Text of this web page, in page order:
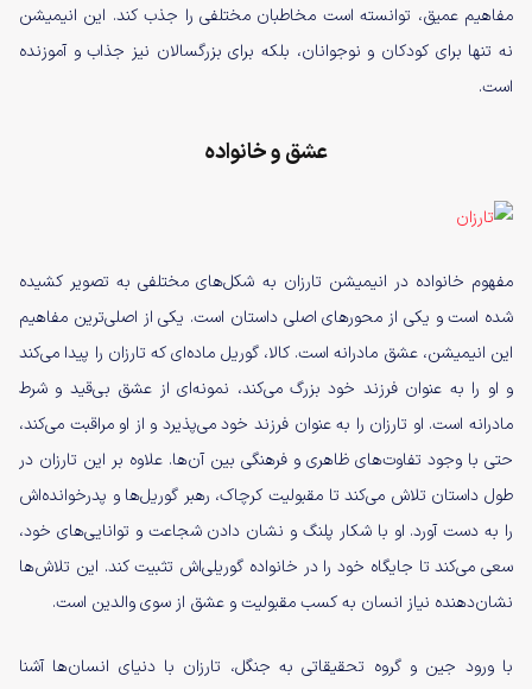
مفاهیم عمیق، توانسته است مخاطبان مختلفی را جذب کند. این انیمیشن
نه تنها برای کودکان و نوجوانان، بلکه برای بزرگسالان نیز جذاب و آموزنده
است.
عشق و خانواده
مفهوم خانواده در انیمیشن تارزان به شکل‌های مختلفی به تصویر کشیده
شده است و یکی از محورهای اصلی داستان است. یکی از اصلی‌ترین مفاهیم
این انیمیشن، عشق مادرانه است. کالا، گوریل ماده‌ای که تارزان را پیدا می‌کند
و او را به عنوان فرزند خود بزرگ می‌کند، نمونه‌ای از عشق بی‌قید و شرط
مادرانه است. او تارزان را به عنوان فرزند خود می‌پذیرد و از او مراقبت می‌کند،
حتی با وجود تفاوت‌های ظاهری و فرهنگی بین آن‌ها. علاوه بر این تارزان در
طول داستان تلاش می‌کند تا مقبولیت کرچاک، رهبر گوریل‌ها و پدرخوانده‌اش
را به دست آورد. او با شکار پلنگ و نشان دادن شجاعت و توانایی‌های خود،
سعی می‌کند تا جایگاه خود را در خانواده گوریلی‌اش تثبیت کند. این تلاش‌ها
نشان‌دهنده نیاز انسان به کسب مقبولیت و عشق از سوی والدین است.
با ورود جین و گروه تحقیقاتی به جنگل، تارزان با دنیای انسان‌ها آشنا